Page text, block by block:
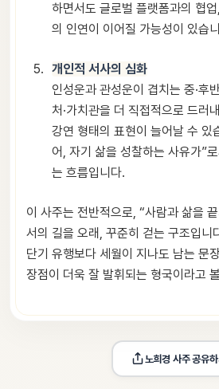
하면서도 글로벌 플랫폼과의 협
의 인연이 이어질 가능성이 있습
개인적 서사의 심화
인성운과 관성운이 겹치는 중·후
처·가치관을 더 직접적으로 드러
강연 형태의 표현이 늘어날 수 있
어, 자기 삶을 성찰하는 사유가”
는 흐름입니다.
이 사주는 전반적으로, “사람과 삶을
서의 길을 오래, 꾸준히 걷는 구조입니
단기 유행보다 세월이 지나도 남는 문
장점이 더욱 잘 발휘되는 형국이라고
노희경 사주 공유